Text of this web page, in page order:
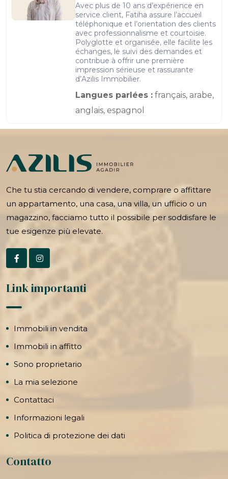
Avec plus de 10 ans d’expérience en
service client, Fatiha assure l’accueil
téléphonique et l’orientation des clients
avec professionnalisme et courtoisie.
Polyglotte et organisée, elle facilite les
échanges, le suivi des demandes et
contribue à offrir une première
impression sérieuse et rassurante
d’Azilis Immobilier.
Langues parlées : français, arabe,
anglais, espagnol
Che tu stia cercando di vendere, comprare o affittare
un appartamento, una casa, una villa, un ufficio o un
magazzino, facciamo tutto il possibile per soddisfare le
tue esigenze più elevate.
Link importanti
Immobili in vendita
Immobili in affitto
Sono proprietario
La mia selezione
Contattaci
Informazioni legali
Politica di protezione dei dati
Contatto